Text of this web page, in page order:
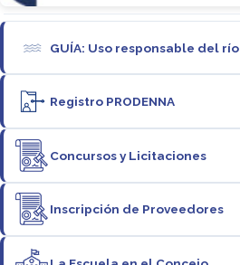
GUÍA: Uso responsable del río
Registro PRODENNA
Concursos y Licitaciones
Inscripción de Proveedores